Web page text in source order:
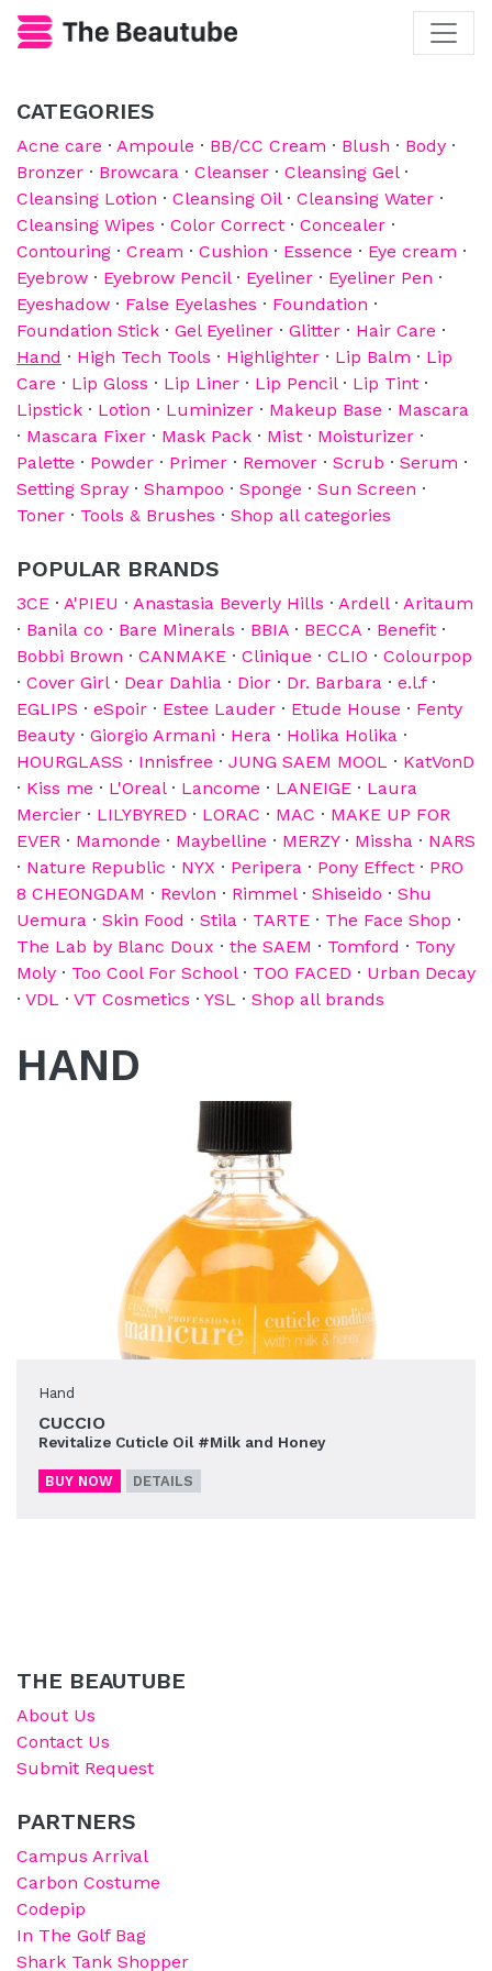
CATEGORIES
Acne care · Ampoule · BB/CC Cream · Blush · Body ·
Bronzer · Browcara · Cleanser · Cleansing Gel·
Cleansing Lotion · Cleansing Oil· Cleansing Water ·
Cleansing Wipes · Color Correct · Concealer ·
Contouring · Cream · Cushion · Essence · Eye cream ·
Eyebrow · Eyebrow Pencil· Eyeliner · Eyeliner Pen ·
Eyeshadow · False Eyelashes · Foundation ·
Foundation Stick · Gel Eyeliner · Glitter · Hair Care ·
Hand · High Tech Tools · Highlighter · Lip Balm · Lip
Care · Lip Gloss · Lip Liner · Lip Pencil· Lip Tint ·
Lipstick · Lotion · Luminizer · Makeup Base · Mascara
· Mascara Fixer · Mask Pack · Mist · Moisturizer ·
Palette · Powder · Primer · Remover · Scrub · Serum ·
Setting Spray · Shampoo · Sponge · Sun Screen ·
Toner · Tools & Brushes · Shop all categories
POPULAR BRANDS
3CE · A'PIEU · Anastasia Beverly Hills · Ardell· Aritaum
· Banila co · Bare Minerals · BBIA · BECCA · Benefit ·
Bobbi Brown · CANMAKE · Clinique · CLIO · Colourpop
· Cover Girl· Dear Dahlia · Dior · Dr. Barbara · e.l.f·
EGLIPS · eSpoir · Estee Lauder · Etude House · Fenty
Beauty · Giorgio Armani · Hera · Holika Holika ·
HOURGLASS · Innisfree · JUNG SAEM MOOL · KatVonD
· Kiss me · L'Oreal· Lancome · LANEIGE · Laura
Mercier · LILYBYRED · LORAC · MAC · MAKE UP FOR
EVER · Mamonde · Maybelline · MERZY· Missha · NARS
· Nature Republic · NYX · Peripera · Pony Effect · PRO
8 CHEONGDAM · Revlon · Rimmel· Shiseido · Shu
Uemura · Skin Food · Stila · TARTE · The Face Shop ·
The Lab by Blanc Doux · the SAEM · Tomford · Tony
Moly · Too Cool For School· TOO FACED · Urban Decay
· VDL · VT Cosmetics · YSL · Shop all brands
HAND
Hand
CUCCIO
Revitalize Cuticle Oil #Milk and Honey
BUY NOW DETAILS
THE BEAUTUBE
About Us
Contact Us
Submit Request
PARTNERS
Campus Arrival
Carbon Costume
Codepip
In The Golf Bag
Shark Tank Shopper